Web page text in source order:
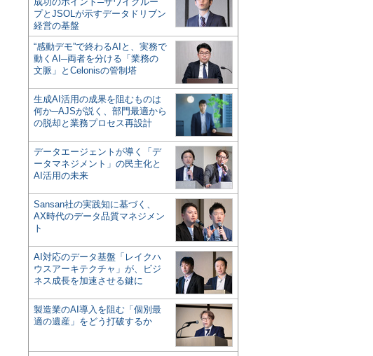
プとJSOLが示すデータドリブン
経営の基盤
“感動デモ”で終わるAIと、実務で
動くAI─両者を分ける「業務の
文脈」とCelonisの管制塔
生成AI活用の成果を阻むものは
何か─AJSが説く、部門最適から
の脱却と業務プロセス再設計
データエージェントが導く「デ
ータマネジメント」の民主化と
AI活用の未来
Sansan社の実践知に基づく、
AX時代のデータ品質マネジメン
ト
AI対応のデータ基盤「レイクハ
ウスアーキテクチャ」が、ビジ
ネス成長を加速させる鍵に
製造業のAI導入を阻む「個別最
適の遺産」をどう打破するか